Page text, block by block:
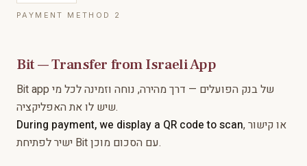
PAYMENT METHOD 2
Bit — Transfer from Israeli App
Bit app של בנק הפועלים — דרך מהירה, נוחה וזמינה לכל מי
שיש לו את האפליקציה.
During payment, we display a QR code to scan, או קישור
ישיר לפתיחת Bit עם הסכום מוכן.